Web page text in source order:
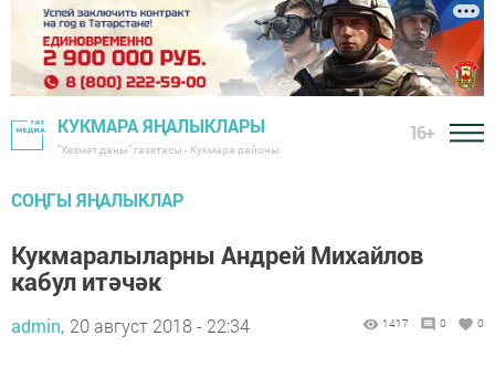
КУКМАРА ЯҢАЛЫКЛАРЫ
"Хезмәт даны" газетасы - Кукмара районы
16+
СОҢГЫ ЯҢАЛЫКЛАР
Кукмаралыларны Андрей Михайлов
кабул итәчәк
admin, 20 август 2018 - 22:34 1417 0 0